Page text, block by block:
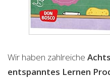
Wir haben zahlreiche
entspanntes Lernen